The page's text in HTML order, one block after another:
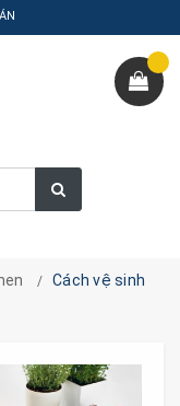
Cách vệ sinh